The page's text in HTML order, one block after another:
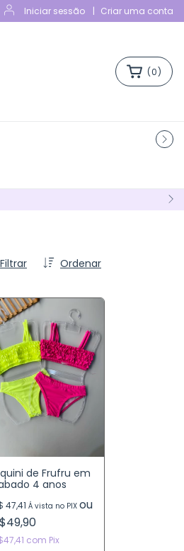
Iniciar sessão | Criar uma conta
(0)
Ordenar
Filtrar
de Frufru em
4 anos
47,41 Á vista no PIX ou
com Pix